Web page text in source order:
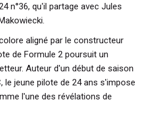
n°36, qu'il partage avec Jules
aligné par le constructeur
de Formule 2 poursuit un
Auteur d'un début de saison
le jeune pilote de 24 ans s'impose
l'une des révélations de